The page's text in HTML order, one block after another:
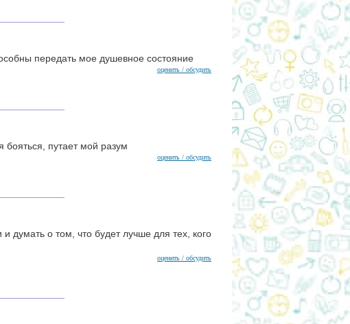
передать мое душевное состояние
оценить / обсудить
бояться, путает мой разум
оценить / обсудить
думать о том, что будет лучше для тех, кого
оценить / обсудить